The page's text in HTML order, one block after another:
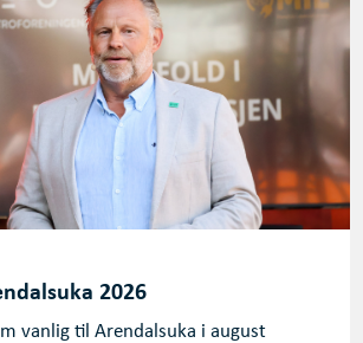
2026
vanlig til Arendalsuka i august